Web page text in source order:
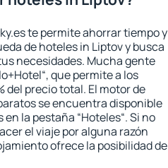
te permite ahorrar tiempo y
de hoteles in Liptov y busca
necesidades. Mucha gente
que permite a los
del precio total. El motor de
se encuentra disponible
la pestaña “Hoteles“. Si no
el viaje por alguna razón
ofrece la posibilidad de